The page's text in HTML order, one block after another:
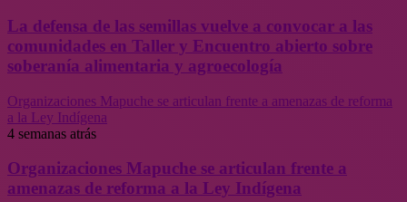
La defensa de las semillas vuelve a convocar a las
comunidades en Taller y Encuentro abierto sobre
soberanía alimentaria y agroecología
Organizaciones Mapuche se articulan frente a amenazas de reforma
a la Ley Indígena
4 semanas atrás
Organizaciones Mapuche se articulan frente a
amenazas de reforma a la Ley Indígena